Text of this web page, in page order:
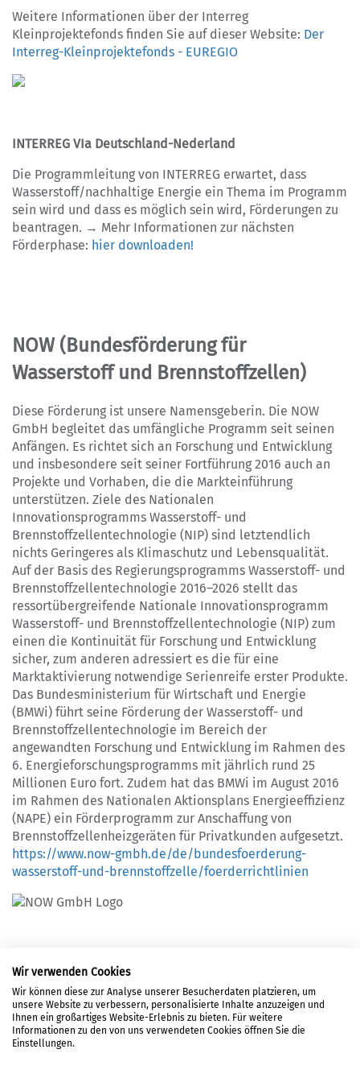
Weitere Informationen über der Interreg
Kleinprojektefonds finden Sie auf dieser Website: Der
Interreg-Kleinprojektefonds - EUREGIO
INTERREG VIa Deutschland-Nederland
Die Programmleitung von INTERREG erwartet, dass
Wasserstoff/nachhaltige Energie ein Thema im Programm
sein wird und dass es möglich sein wird, Förderungen zu
beantragen. → Mehr Informationen zur nächsten
Förderphase: hier downloaden!
NOW (Bundesförderung für
Wasserstoff und Brennstoffzellen)
Diese Förderung ist unsere Namensgeberin. Die NOW
GmbH begleitet das umfängliche Programm seit seinen
Anfängen. Es richtet sich an Forschung und Entwicklung
und insbesondere seit seiner Fortführung 2016 auch an
Projekte und Vorhaben, die die Markteinführung
unterstützen. Ziele des Nationalen
Innovationsprogramms Wasserstoff- und
Brennstoffzellentechnologie (NIP) sind letztendlich
nichts Geringeres als Klimaschutz und Lebensqualität.
Auf der Basis des Regierungsprogramms Wasserstoff- und
Brennstoffzellentechnologie 2016–2026 stellt das
ressortübergreifende Nationale Innovationsprogramm
Wasserstoff- und Brennstoffzellentechnologie (NIP) zum
einen die Kontinuität für Forschung und Entwicklung
sicher, zum anderen adressiert es die für eine
Marktaktivierung notwendige Serienreife erster Produkte.
Das Bundesministerium für Wirtschaft und Energie
(BMWi) führt seine Förderung der Wasserstoff- und
Brennstoffzellentechnologie im Bereich der
angewandten Forschung und Entwicklung im Rahmen des
6. Energieforschungsprogramms mit jährlich rund 25
Millionen Euro fort. Zudem hat das BMWi im August 2016
im Rahmen des Nationalen Aktionsplans Energieeffizienz
(NAPE) ein Förderprogramm zur Anschaffung von
Brennstoffzellenheizgeräten für Privatkunden aufgesetzt.
https://www.now-gmbh.de/de/bundesfoerderung-
wasserstoff-und-brennstoffzelle/foerderrichtlinien
LOGIN
Wir verwenden Cookies
Wir können diese zur Analyse unserer Besucherdaten platzieren, um
unsere Website zu verbessern, personalisierte Inhalte anzuzeigen und
Ihnen ein großartiges Website-Erlebnis zu bieten. Für weitere
Informationen zu den von uns verwendeten Cookies öffnen Sie die
Einstellungen.